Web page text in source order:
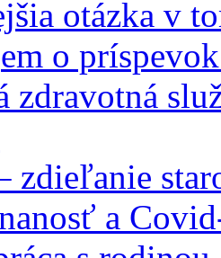
otázka v
o
zdravotná
zdieľanie
a